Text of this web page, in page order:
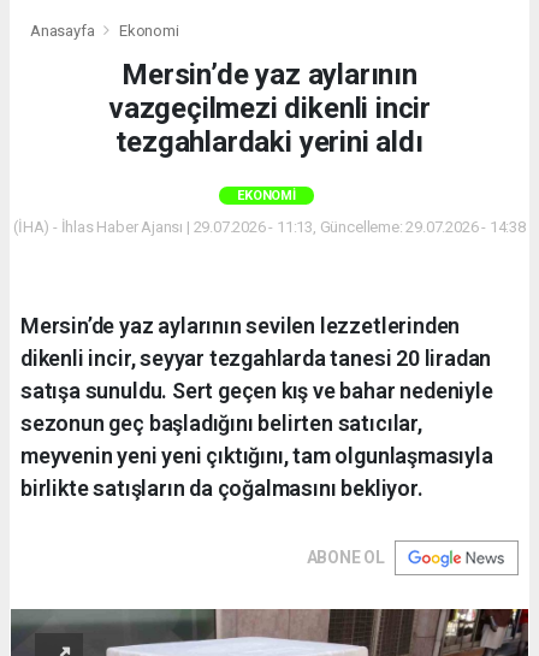
Anasayfa Ekonomi
Mersin’de yaz aylarının
vazgeçilmezi dikenli incir
tezgahlardaki yerini aldı
EKONOMI
(İHA) - İhlas Haber Ajansı | 29.07.2026 - 11:13, Güncelleme: 29.07.2026 - 14:38
Mersin’de yaz aylarının sevilen lezzetlerinden
dikenli incir, seyyar tezgahlarda tanesi 20 liradan
satışa sunuldu. Sert geçen kış ve bahar nedeniyle
sezonun geç başladığını belirten satıcılar,
meyvenin yeni yeni çıktığını, tam olgunlaşmasıyla
birlikte satışların da çoğalmasını bekliyor.
ABONE OL